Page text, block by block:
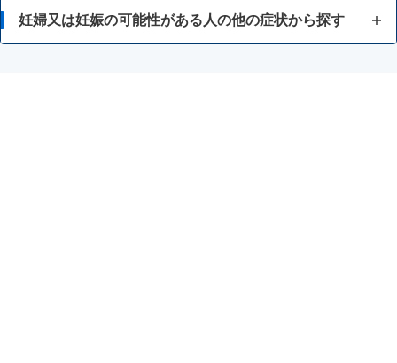
妊婦又は妊娠の可能性がある人の他の症状から探す